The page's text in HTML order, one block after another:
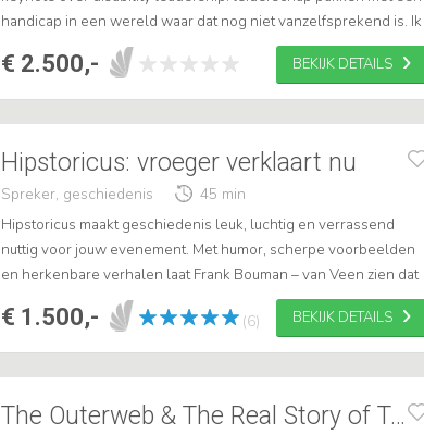
handicap in een wereld waar dat nog niet vanzelfsprekend is. Ik
combineer mijn persoonlijke corporate ervaring met...
€ 2.500,- BEKIJK DETAILS
Hipstoricus: vroeger verklaart nu
Spreker, geschiedenis
45 min
Hipstoricus maakt geschiedenis leuk, luchtig en verrassend
nuttig voor jouw evenement. Met humor, scherpe voorbeelden
en herkenbare verhalen laat Frank Bouman – van Veen zien dat
oude problemen vaak verdacht veel lijken op die van nu. Ideaa...
€ 1.500,- (6) BEKIJK DETAILS
The Outerweb & The Real Story of Tech